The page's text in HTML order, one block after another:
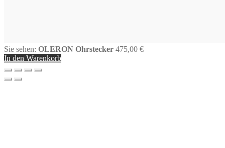
Sie sehen: OLERON Ohrstecker 475,00 €
In den Warenkorb